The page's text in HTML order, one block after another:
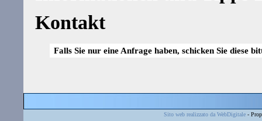
Kontakt
Falls Sie nur eine Anfrage haben, schicken Sie diese
Sito web realizzato da WebDigitale -